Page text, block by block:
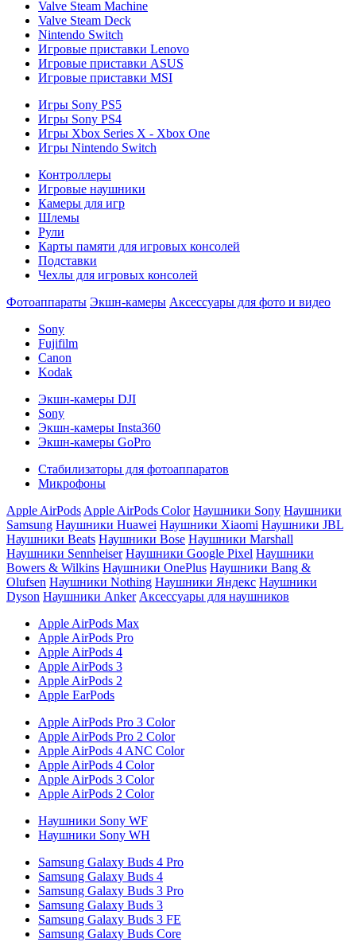
Valve Steam Machine
Valve Steam Deck
Nintendo Switch
Игровые приставки Lenovo
Игровые приставки ASUS
Игровые приставки MSI
Игры Sony PS5
Игры Sony PS4
Игры Xbox Series X - Xbox One
Игры Nintendo Switch
Контроллеры
Игровые наушники
Камеры для игр
Шлемы
Рули
Карты памяти для игровых консолей
Подставки
Чехлы для игровых консолей
Фотоаппараты Экшн-камеры Аксессуары для фото и видео
Sony
Fujifilm
Canon
Kodak
Экшн-камеры DJI
Sony
Экшн-камеры Insta360
Экшн-камеры GoPro
Стабилизаторы для фотоаппаратов
Микрофоны
Apple AirPods Apple AirPods Color Наушники Sony Наушники
Samsung Наушники Huawei Наушники Xiaomi Наушники JBL
Наушники Beats Наушники Bose Наушники Marshall
Наушники Sennheiser Наушники Google Pixel Наушники
Bowers & Wilkins Наушники OnePlus Наушники Bang &
Olufsen Наушники Nothing Наушники Яндекс Наушники
Dyson Наушники Anker Аксессуары для наушников
Apple AirPods Max
Apple AirPods Pro
Apple AirPods 4
Apple AirPods 3
Apple AirPods 2
Apple EarPods
Apple AirPods Pro 3 Color
Apple AirPods Pro 2 Color
Apple AirPods 4 ANC Color
Apple AirPods 4 Color
Apple AirPods 3 Color
Apple AirPods 2 Color
Наушники Sony WF
Наушники Sony WH
Samsung Galaxy Buds 4 Pro
Samsung Galaxy Buds 4
Samsung Galaxy Buds 3 Pro
Samsung Galaxy Buds 3
Samsung Galaxy Buds 3 FE
Samsung Galaxy Buds Core